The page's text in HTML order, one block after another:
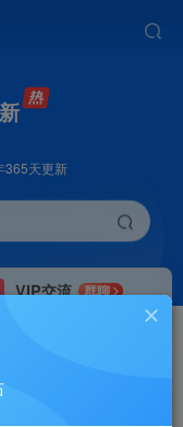
365天更新
VIP交流
群聊
研究探讨更多创业项目路子。